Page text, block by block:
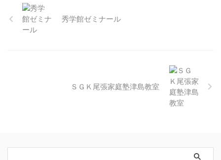
秀学館ゼミナール
ＳＧＫ尾張家庭塾津島教室